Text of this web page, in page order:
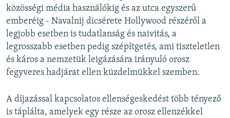
közösségi média használókig és az utca egyszerű
emberéig - Navalnij dicsérete Hollywood részéről a
legjobb esetben is tudatlanság és naivitás, a
legrosszabb esetben pedig szépítgetés, ami tiszteletlen
és káros a nemzetük leigázására irányuló orosz
fegyveres hadjárat ellen küzdelmükkel szemben.
A díjazással kapcsolatos ellenségeskedést több tényező
is táplálta, amelyek egy része az orosz ellenzékkel